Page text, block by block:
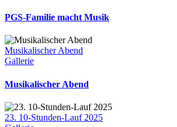
PGS-Familie macht Musik
Musikalischer Abend
Gallerie
Musikalischer Abend
23. 10-Stunden-Lauf 2025